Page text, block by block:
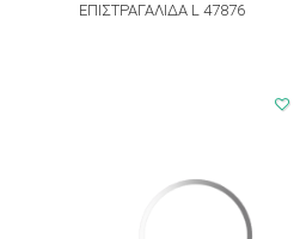
ΕΠΙΣΤΡΑΓΑΛΙΔΑ L 47876